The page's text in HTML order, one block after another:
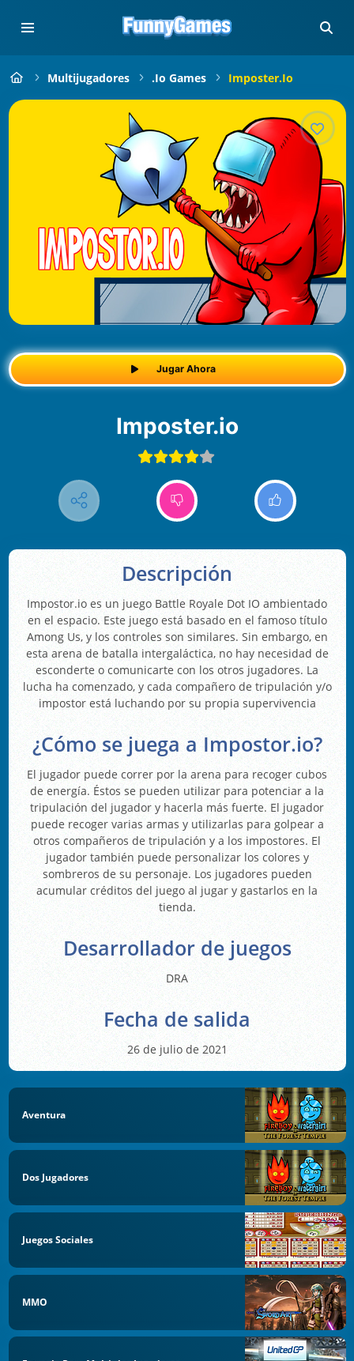
Multijugadores .io Games Imposter.io
Jugar Ahora
Imposter.io
Descripción
Impostor.io es un juego Battle Royale Dot IO ambientado
en el espacio. Este juego está basado en el famoso título
Among Us, y los controles son similares. Sin embargo, en
esta arena de batalla intergaláctica, no hay necesidad de
esconderte o comunicarte con los otros jugadores. La
lucha ha comenzado, y cada compañero de tripulación y/o
impostor está luchando por su propia supervivencia
¿Cómo se juega a Impostor.io?
El jugador puede correr por la arena para recoger cubos
de energía. Éstos se pueden utilizar para potenciar a la
tripulación del jugador y hacerla más fuerte. El jugador
puede recoger varias armas y utilizarlas para golpear a
otros compañeros de tripulación y a los impostores. El
jugador también puede personalizar los colores y
sombreros de su personaje. Los jugadores pueden
acumular créditos del juego al jugar y gastarlos en la
tienda.
Desarrollador de juegos
DRA
Fecha de salida
26 de julio de 2021
Aventura
Dos Jugadores
Juegos Sociales
MMO